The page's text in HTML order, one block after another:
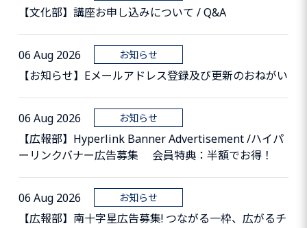
【文化部】講座お申し込みについて / Q&A
06 Aug 2026 お知らせ
【お知らせ】Eメールアドレス登録及び更新のおねがい
06 Aug 2026 お知らせ
【広報部】Hyperlink Banner Advertisement /ハイパ
ーリンクバナー広告募集 会員特典：半額でお得！
06 Aug 2026 お知らせ
【広報部】南十字星広告募集! つながる一枠、広がるチ